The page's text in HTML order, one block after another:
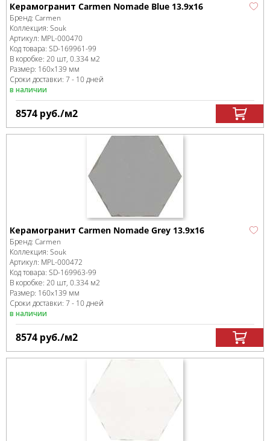
Керамогранит Carmen Nomade Blue 13.9х16
Бренд: Carmen
Коллекция: Souk
Артикул: MPL-000470
Код товара: SD-169961-99
В коробке: 20 шт, 0.334 м2
Размер: 160x139 мм
Сроки доставки: 7 - 10 дней
в наличии
8574 руб./м2
Керамогранит Carmen Nomade Grey 13.9х16
Бренд: Carmen
Коллекция: Souk
Артикул: MPL-000472
Код товара: SD-169963-99
В коробке: 20 шт, 0.334 м2
Размер: 160x139 мм
Сроки доставки: 7 - 10 дней
в наличии
8574 руб./м2